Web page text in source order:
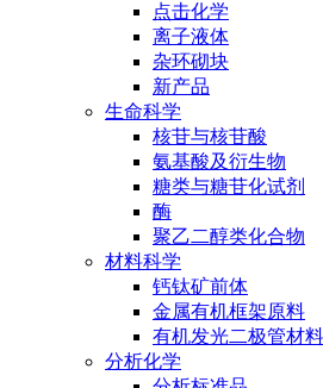
点击化学
离子液体
杂环砌块
新产品
生命科学
核苷与核苷酸
氨基酸及衍生物
糖类与糖苷化试剂
酶
聚乙二醇类化合物
材料科学
钙钛矿前体
金属有机框架原料
有机发光二极管材料
分析化学